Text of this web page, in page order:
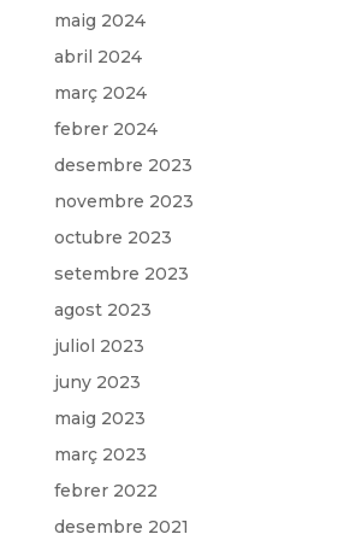
maig 2024
abril 2024
març 2024
febrer 2024
desembre 2023
novembre 2023
octubre 2023
setembre 2023
agost 2023
juliol 2023
juny 2023
maig 2023
març 2023
febrer 2022
desembre 2021